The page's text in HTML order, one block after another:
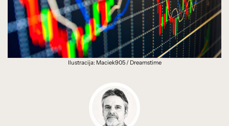
Ilustracija: Maciek905 / Dreamstime